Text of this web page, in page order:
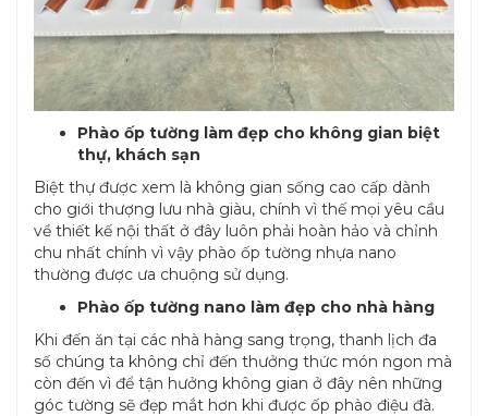
Phào ốp tường làm đẹp cho không gian biệt
thự, khách sạn
Biệt thự được xem là không gian sống cao cấp dành
cho giới thượng lưu nhà giàu, chính vì thế mọi yêu cầu
về thiết kế nội thất ở đây luôn phải hoàn hảo và chỉnh
chu nhất chính vì vậy phào ốp tường nhựa nano
thường được ưa chuộng sử dụng.
Phào ốp tường nano làm đẹp cho nhà hàng
Khi đến ăn tại các nhà hàng sang trọng, thanh lịch đa
số chúng ta không chỉ đến thưởng thức món ngon mà
còn đến vì để tận hưởng không gian ở đây nên những
góc tường sẽ đẹp mắt hơn khi được ốp phào điệu đà.